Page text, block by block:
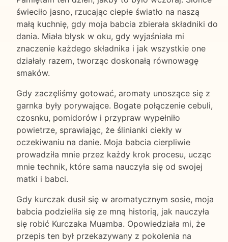
świeciło jasno, rzucając ciepłe światło na naszą
małą kuchnię, gdy moja babcia zbierała składniki do
dania. Miała błysk w oku, gdy wyjaśniała mi
znaczenie każdego składnika i jak wszystkie one
działały razem, tworząc doskonałą równowagę
smaków.
Gdy zaczęliśmy gotować, aromaty unoszące się z
garnka były porywające. Bogate połączenie cebuli,
czosnku, pomidorów i przypraw wypełniło
powietrze, sprawiając, że ślinianki ciekły w
oczekiwaniu na danie. Moja babcia cierpliwie
prowadziła mnie przez każdy krok procesu, ucząc
mnie technik, które sama nauczyła się od swojej
matki i babci.
Gdy kurczak dusił się w aromatycznym sosie, moja
babcia podzieliła się ze mną historią, jak nauczyła
się robić Kurczaka Muamba. Opowiedziała mi, że
przepis ten był przekazywany z pokolenia na